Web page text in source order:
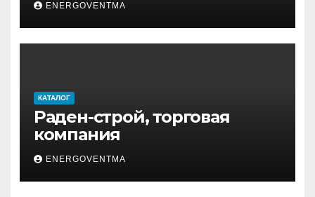
ENERGOVENTMA
КАТАЛОГ
Раден-строй, торговая
компания
ENERGOVENTMA